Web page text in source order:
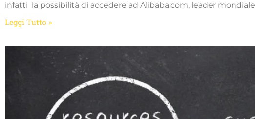
infatti la possibilità di accedere ad Alibaba.com, leader mondiale
Leggi Tutto »